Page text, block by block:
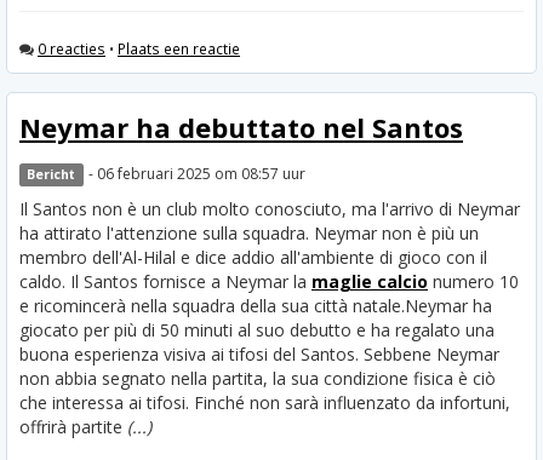
0 reacties • Plaats een reactie
Neymar ha debuttato nel Santos
Bericht - 06 februari 2025 om 08:57 uur
Il Santos non è un club molto conosciuto, ma l'arrivo di Neymar
ha attirato l'attenzione sulla squadra. Neymar non è più un
membro dell'Al-Hilal e dice addio all'ambiente di gioco con il
caldo. Il Santos fornisce a Neymar la maglie calcio numero 10
e ricomincerà nella squadra della sua città natale.Neymar ha
giocato per più di 50 minuti al suo debutto e ha regalato una
buona esperienza visiva ai tifosi del Santos. Sebbene Neymar
non abbia segnato nella partita, la sua condizione fisica è ciò
che interessa ai tifosi. Finché non sarà influenzato da infortuni,
offrirà partite (...)